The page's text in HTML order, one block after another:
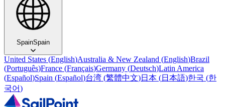
SpainSpain
United States (English)Australia & New Zealand (English)Brazil
(Português)France (Français)Germany (Deutsch)Latin America
(Español)Spain (Español)台湾 (繁體中文)日本 (日本語)한국 (한
국어)